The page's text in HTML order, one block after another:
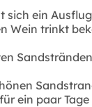
sich ein
Wein trinkt
ein paar